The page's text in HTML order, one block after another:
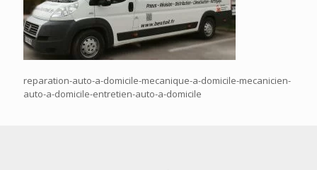
reparation-auto-a-domicile-mecanique-a-domicile-mecanicien-
auto-a-domicile-entretien-auto-a-domicile